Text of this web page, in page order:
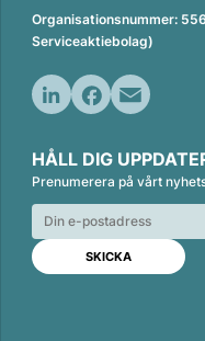
Organisationsnummer:
Serviceaktiebolag)
n
k
e
d
n
c
e
b
o
o
k
a
i
l
HÅLL DIG
Prenumerera på vårt